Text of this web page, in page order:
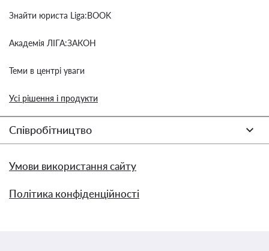
Знайти юриста Liga:BOOK
Академія ЛІГА:ЗАКОН
Теми в центрі уваги
Усі рішення і продукти
Співробітництво
Умови використання сайту
Політика конфіденційності